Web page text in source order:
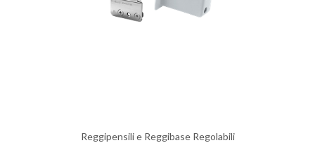
Reggipensili e Reggibase Regolabili